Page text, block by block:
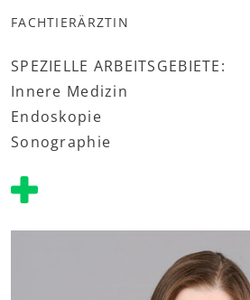
FACHTIERÄRZTIN
SPEZIELLE ARBEITSGEBIETE:
Innere Medizin
Endoskopie
Sonographie